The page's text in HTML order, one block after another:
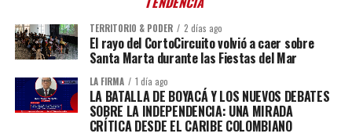
TERRITORIO & PODER 2 días ago
El rayo del CortoCircuito volvió a caer sobre
Santa Marta durante las Fiestas del Mar
LA FIRMA 1 día ago
LA BATALLA DE BOYACÁ Y LOS NUEVOS DEBATES
SOBRE LA INDEPENDENCIA: UNA MIRADA
CRÍTICA DESDE EL CARIBE COLOMBIANO